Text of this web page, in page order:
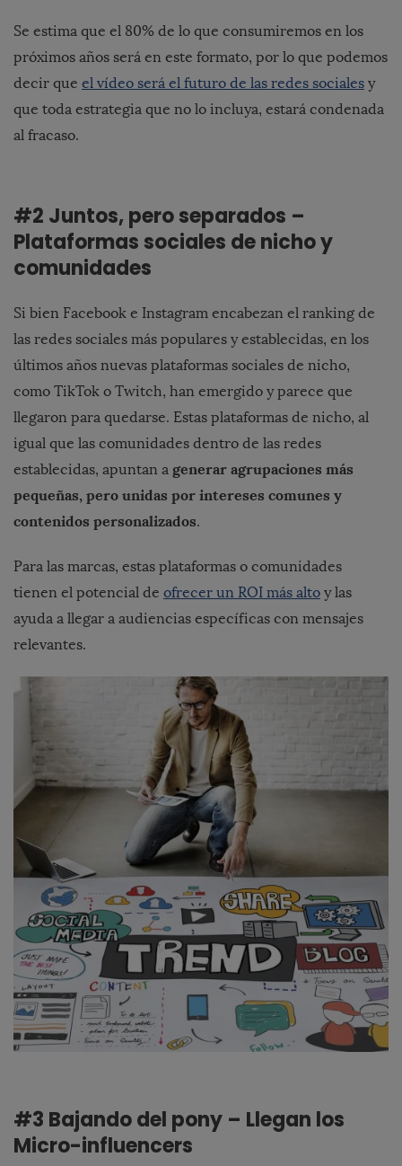
Se estima que el 80% de lo que consumiremos en los
próximos años será en este formato, por lo que podemos
decir que el vídeo será el futuro de las redes sociales y
que toda estrategia que no lo incluya, estará condenada
al fracaso.
#2 Juntos, pero separados –
Plataformas sociales de nicho y
comunidades
Si bien Facebook e Instagram encabezan el ranking de
las redes sociales más populares y establecidas, en los
últimos años nuevas plataformas sociales de nicho,
como TikTok o Twitch, han emergido y parece que
llegaron para quedarse. Estas plataformas de nicho, al
igual que las comunidades dentro de las redes
establecidas, apuntan a generar agrupaciones más
pequeñas, pero unidas por intereses comunes y
contenidos personalizados.
Para las marcas, estas plataformas o comunidades
tienen el potencial de ofrecer un ROI más alto y las
ayuda a llegar a audiencias específicas con mensajes
relevantes.
#3 Bajando del pony – Llegan los
Micro-influencers